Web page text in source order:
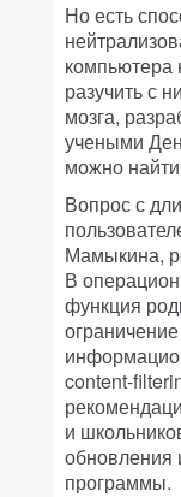
Но есть
разучить с
мозга,
учеными
можно
Вопрос с
Мамыкина,
В
функция
content-
и
обновления
программы.